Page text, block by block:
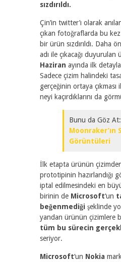
sızdırıldı.
Çin’in twitter’ı olarak
çıkan fotoğraflarda bu kez
bir ürün sızdırıldı. Daha
adı ile çıkacağı
Haziran ayında ilk
Sadece çizim halindeki
gerçeğinin ortaya çıkması
neyi kaçırdıklarını da
Bunu da Göz At:
Moonraker’ın
Görüntüleri
İlk etapta ürünün
prototipinin hazırlandığı
iptal edilmesindeki en
birinin de Microsoft‘un
beğenmediği şeklinde
yandan ürünün çizimlere
tüm bu sürecin
seriyor.
Microsoft‘un Nokia